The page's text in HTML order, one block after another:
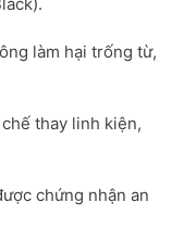
làm hại trống từ,
thay linh kiện,
chứng nhận an